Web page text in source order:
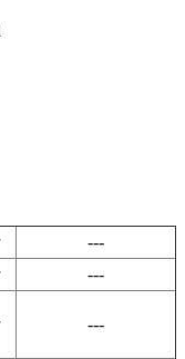
---
---
---